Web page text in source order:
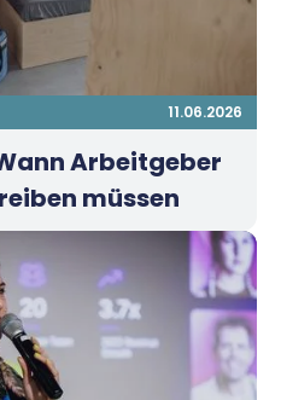
11.06.2026
Arbeitgeber
müssen